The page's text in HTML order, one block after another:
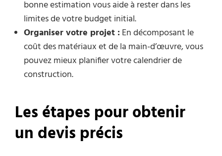
bonne estimation vous aide à rester dans les
limites de votre budget initial.
Organiser votre projet : En décomposant le
coût des matériaux et de la main-d’œuvre, vous
pouvez mieux planifier votre calendrier de
construction.
Les étapes pour obtenir
un devis précis